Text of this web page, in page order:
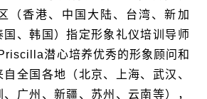
（香港、中国大陆、台湾、新加
、韩国）指定形象礼仪培训导师
潜心培养优秀的形象顾问和
全国各地（北京、上海、武汉、
广州、新疆、苏州、云南等），